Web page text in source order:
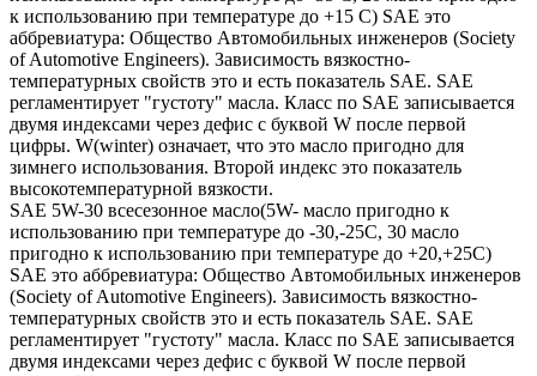
к использованию при температуре до +15 С) SAE это
аббревиатура: Общество Автомобильных инженеров (Society
of Automotive Engineers). Зависимость вязкостно-
температурных свойств это и есть показатель SAE. SAE
регламентирует "густоту" масла. Класс по SAE записывается
двумя индексами через дефис с буквой W после первой
цифры. W(winter) означает, что это масло пригодно для
зимнего использования. Второй индекс это показатель
высокотемпературной вязкости.
SAE 5W-30 всесезонное масло(5W- масло пригодно к
использованию при температуре до -30,-25С, 30 масло
пригодно к использованию при температуре до +20,+25С)
SAE это аббревиатура: Общество Автомобильных инженеров
(Society of Automotive Engineers). Зависимость вязкостно-
температурных свойств это и есть показатель SAE. SAE
регламентирует "густоту" масла. Класс по SAE записывается
двумя индексами через дефис с буквой W после первой